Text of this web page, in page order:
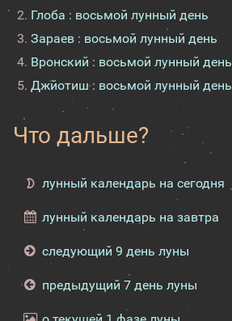
Глоба : восьмой лунный день
Зараев : восьмой лунный день
Вронский : восьмой лунный день
Джйотиш : восьмой лунный день
Что дальше?
лунный календарь на сегодня
лунный календарь на завтра
следующий 9 день луны
предыдущий 7 день луны